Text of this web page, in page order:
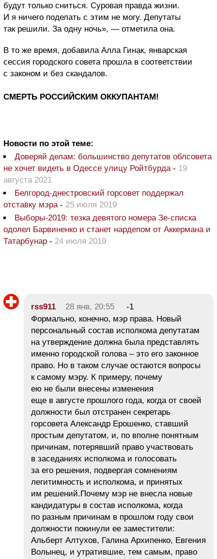
будут только сниться. Суровая правда жизни.
И я ничего поделать с этим не могу. Депутаты
так решили. За одну ночь», — отметила она.
В то же время, добавила Алла Гинак, январская
сессия городского совета прошла в соответствии
с законом и без скандалов.
СМЕРТЬ РОССИЙСКИМ ОККУПАНТАМ!
Новости по этой теме:
Доверяй делам: большинство депутатов облсовета
не хочет видеть в Одессе улицу Ройтбурда- 19
августа 2021
Белгород-днестровский горсовет поддержал
отставку мэра- 25 июля 2019
Выборы-2019: тезка девятого номера Зе-списка
одолел Барвиненко и станет нардепом от Аккермана и
Татарбунар - 24 июля 2019
rss911 28 янв, 20:55
-1
Формально, конечно, мэр права. Новый
персональный состав исполкома депутатам
на утверждение должна была представлять
именно городской голова – это его законное
право. Но в таком случае остаются вопросы
к самому мэру. К примеру, почему
ею не были внесены изменения
еще в августе прошлого года, когда от своей
должности был отстранен секретарь
горсовета Александр Ерошенко, ставший
простым депутатом, и, по вполне понятным
причинам, потерявший право участвовать
в заседаниях исполкома и голосовать
за его решения, подвергая сомнениям
легитимность и исполкома, и принятых
им решений.Почему мэр не внесла новые
кандидатуры в состав исполкома, когда
по разным причинам в прошлом году свои
должности покинули ее заместители:
Альберт Алтухов, Галина Архипенко, Евгения
Волынец, и утратившие, тем самым, право